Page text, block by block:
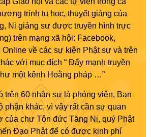
trình tu học, thuyết giảng của
Ni giảng sư được truyền hình trực
trên mạng xã hội: Facebook,
về các sự kiện Phật sự và trên
với mục đích “ Đẩy mạnh truyền
một kênh Hoằng pháp …”
trên 60 nhân sự là phóng viên, Ban
phận khác, vì vậy rất cần sự quan
của chư Tôn đức Tăng Ni, quý Phật
Đạo Phật để có được kinh phí